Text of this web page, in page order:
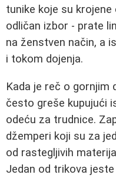
tunike koje su
odličan izbor - prate
na ženstven način, a
i tokom dojenja.
Kada je reč o gornjim
često greše kupujući
odeću za trudnice.
džemperi koji su za
od rastegljivih
Jedan od trikova